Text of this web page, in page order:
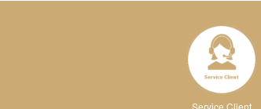
Service Client